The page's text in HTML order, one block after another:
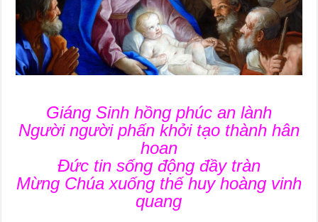
Giáng Sinh hồng phúc an lành
Người người phấn khởi tạo thành hân
hoan
Đức tin sống động đầy tràn
Mừng Chúa xuống thế huy hoàng vinh
quang